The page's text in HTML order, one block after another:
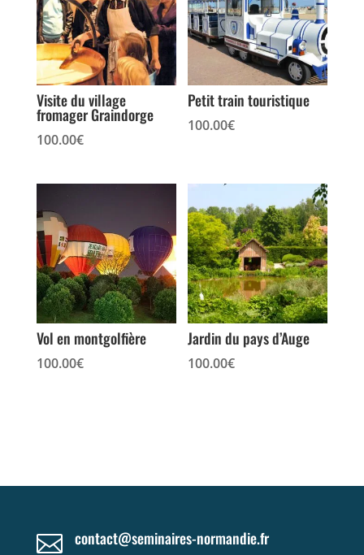
Visite du village
fromager Graindorge
100.00€
Petit train touristique
100.00€
Vol en montgolfière
100.00€
Jardin du pays d’Auge
100.00€
 contact@seminaires-normandie.fr